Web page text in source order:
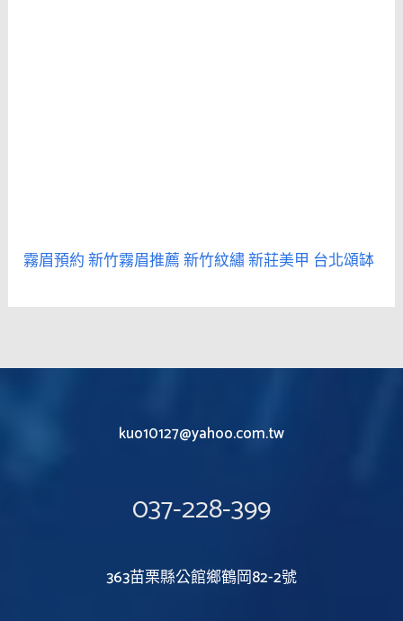
霧眉預約新竹霧眉推薦新竹紋繡新莊美甲 台北頌缽
kuo10127@yahoo.com.tw
037-228-399
363苗栗縣公館鄉鶴岡82-2號